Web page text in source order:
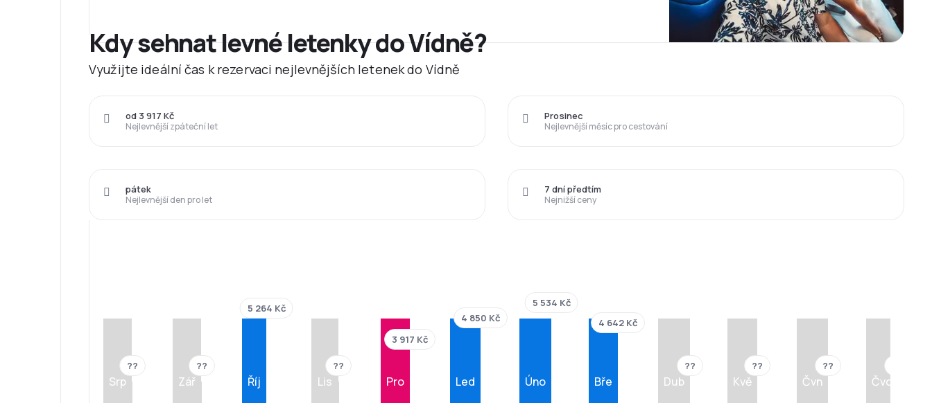
Kdy sehnat levné letenky do Vídně?
Využijte ideální čas k rezervaci nejlevnějších letenek do Vídně
Nejlevnější zpáteční let
od 3 917 Kč
Nejlevnější měsíc pro cestování
Prosinec
Nejlevnější den pro let
pátek
Nejnižší ceny
7 dní předtím
Srp
??
Zář
??
Říj
5 264 Kč
Lis
??
Pro
3 917 Kč
Led
4 850 Kč
Úno
5 534 Kč
Bře
4 642 Kč
Dub
??
Kvě
??
Čvn
??
Čvc